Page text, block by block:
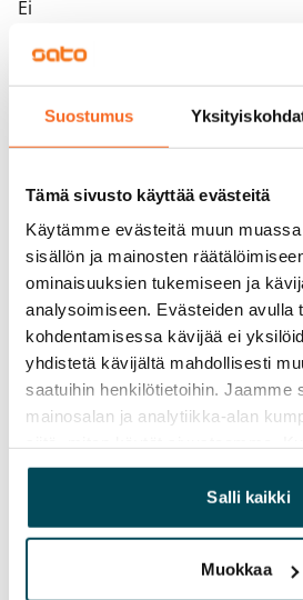
Suostumus
Tämä sivusto käyttää evästeitä
Käytämme evästeitä muun
sisällön ja mainosten
ominaisuuksien tukemiseen ja
analysoimiseen. Evästeiden avulla
kohdentamisessa kävijää ei
yhdistetä kävijältä mahdollisesti
saatuihin henkilötietoihin. Jaamme
mainosalan ja analytiikka-alan
yhdistää näitä tietoja muihin
heille tai joita on kerätty, kun olet
palvelujaan.
Salli kaikki
Muokkaa
Ei
Vuokra
0 €, (yrityksille min. 1 kk vuokra)
Pakollinen, ei sisälly vuokraan
Vesimaksu
27 €/hlö/kk
Sähkömaksu
Vuokralainen solmii itse
Laajakaista
Vuokraan sisältyy 50 M
lisänopeutta etuhintaan
Lemmikit sallittu